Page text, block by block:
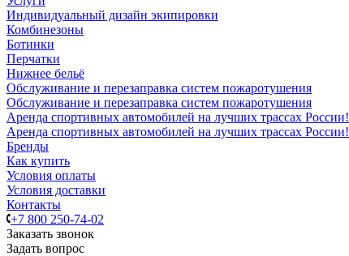
Индивидуальный дизайн экипировки
Комбинезоны
Ботинки
Перчатки
Нижнее бельё
Обслуживание и перезаправка систем пожаротушения
Обслуживание и перезаправка систем пожаротушения
Аренда спортивных автомобилей на лучших трассах России!
Аренда спортивных автомобилей на лучших трассах России!
Бренды
Как купить
Условия оплаты
Условия доставки
Контакты
+7 800 250-74-02
Заказать звонок
Задать вопрос